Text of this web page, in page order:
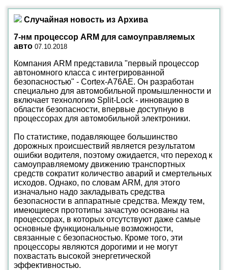
Случайная новость из Архива
7-нм процессор ARM для самоуправляемых
авто 07.10.2018
Компания ARM представила "первый процессор
автономного класса с интегрированной
безопасностью" - Cortex-A76AE. Он разработан
специально для автомобильной промышленности и
включает технологию Split-Lock - инновацию в
области безопасности, впервые доступную в
процессорах для автомобильной электроники.
По статистике, подавляющее большинство
дорожных происшествий является результатом
ошибки водителя, поэтому ожидается, что переход к
самоуправляемому движению транспортных
средств сократит количество аварий и смертельных
исходов. Однако, по словам ARM, для этого
изначально надо закладывать средства
безопасности в аппаратные средства. Между тем,
имеющиеся прототипы зачастую основаны на
процессорах, в которых отсутствуют даже самые
основные функциональные возможности,
связанные с безопасностью. Кроме того, эти
процессоры являются дорогими и не могут
похвастать высокой энергетической
эффективностью.